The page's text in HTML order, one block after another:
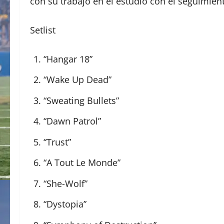
Setlist
“Hangar 18”
“Wake Up Dead”
“Sweating Bullets”
“Dawn Patrol”
“Trust”
“A Tout Le Monde”
“She-Wolf”
“Dystopia”